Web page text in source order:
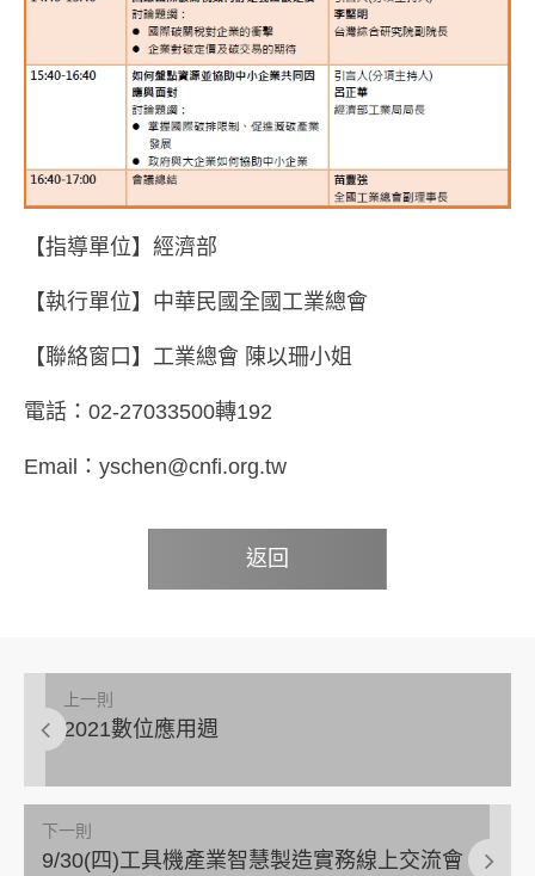
【指導單位】經濟部
【執行單位】中華民國全國工業總會
【聯絡窗口】工業總會 陳以珊小姐
電話：02-27033500轉192
Email：yschen@cnfi.org.tw
返回
上一則
2021數位應用週
下一則
9/30(四)工具機產業智慧製造實務線上交流會